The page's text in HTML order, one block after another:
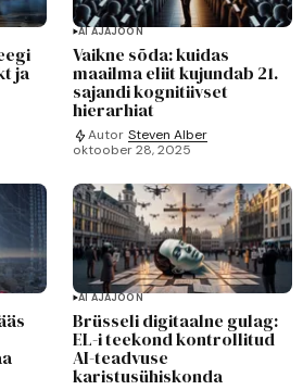
ja
AI AJAJOON
Vaikne sõda: kuidas
maailma eliit kujundab 21.
sajandi kognitiivset
hierarhiat
Autor Steven Alber
oktoober 28, 2025
AI AJAJOON
Brüsseli digitaalne gulag:
EL-i teekond kontrollitud
AI-teadvuse
karistusühiskonda